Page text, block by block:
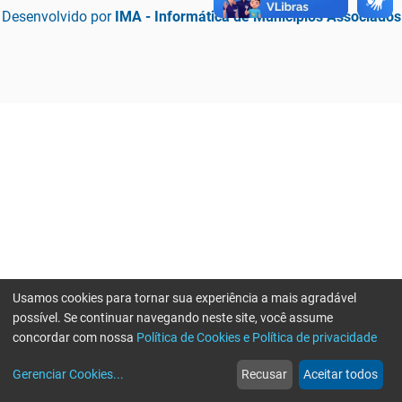
Desenvolvido por IMA - Informática de Municípios Associados
web
Notícias
more_horiz
Mais
Usamos cookies para tornar sua experiência a mais agradável
possível. Se continuar navegando neste site, você assume
concordar com nossa Política de Cookies e Política de privacidade
Gerenciar Cookies... Recusar Aceitar todos
Erro ao enviar informações, por favor tente novamente